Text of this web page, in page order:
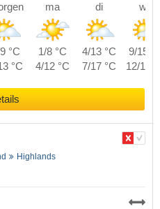
ma di wo
°C 1/8 °C 4/13 °C
9/15
°C 4/12 °C 7/17 °C 12/19
Highlands